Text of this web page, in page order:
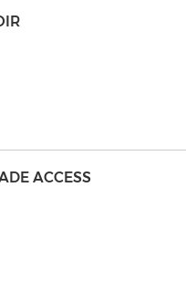
ACCESS